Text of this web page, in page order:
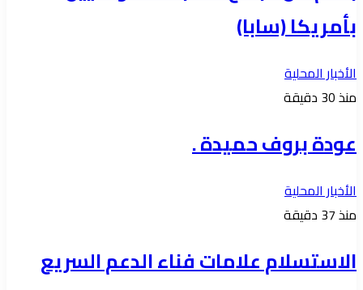
بأمريكا (سابا)
الأخبار المحلية
منذ 30 دقيقة
عودة بروف حميدة .
الأخبار المحلية
منذ 37 دقيقة
الاستسلام علامات فناء الدعم السريع